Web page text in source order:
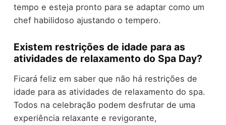
tempo e esteja pronto para se adaptar como um
chef habilidoso ajustando o tempero.
Existem restrições de idade para as
atividades de relaxamento do Spa Day?
Ficará feliz em saber que não há restrições de
idade para as atividades de relaxamento do spa.
Todos na celebração podem desfrutar de uma
experiência relaxante e revigorante,